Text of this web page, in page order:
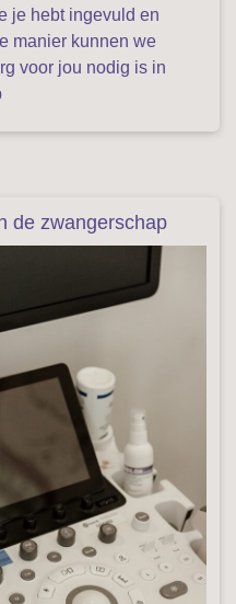
je hebt ingevuld en
manier kunnen we
voor jou nodig is in
de zwangerschap